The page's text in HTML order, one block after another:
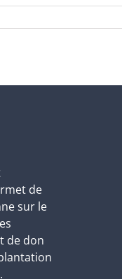
de
sur le
de don